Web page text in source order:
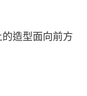
造型面向前方